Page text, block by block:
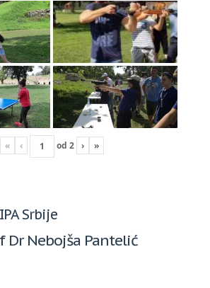
« ‹ od 2 › »
Srbije
Dr Nebojša Pantelić